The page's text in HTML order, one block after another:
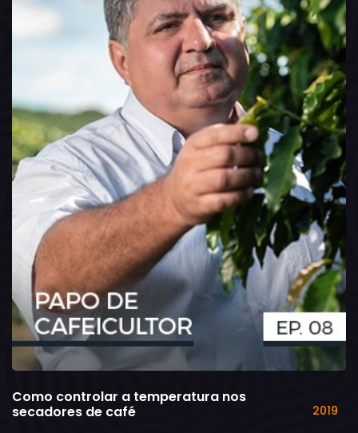
Como controlar a temperatura nos
secadores de café
2019